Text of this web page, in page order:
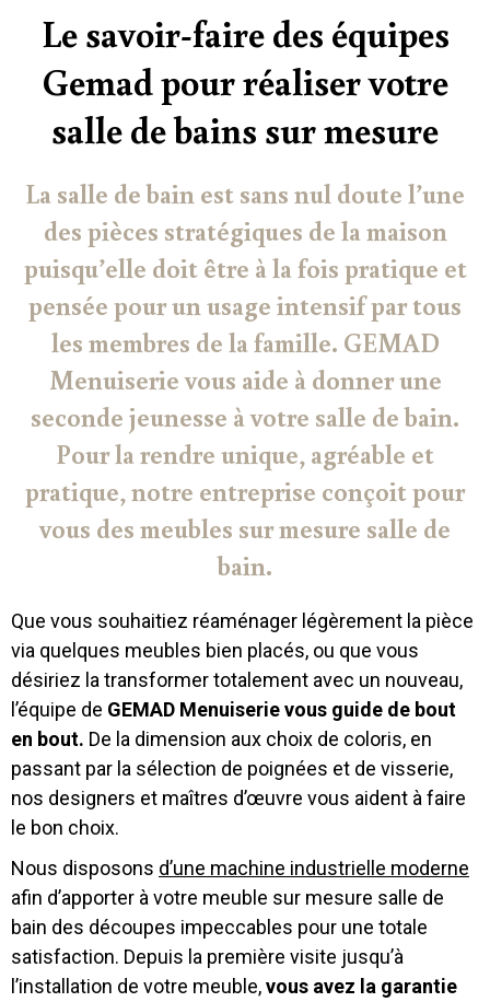
Le savoir-faire des équipes
Gemad pour réaliser votre
salle de bains sur mesure
La salle de bain est sans nul doute l’une
des pièces stratégiques de la maison
puisqu’elle doit être à la fois pratique et
pensée pour un usage intensif par tous
les membres de la famille. GEMAD
Menuiserie vous aide à donner une
seconde jeunesse à votre salle de bain.
Pour la rendre unique, agréable et
pratique, notre entreprise conçoit pour
vous des meubles sur mesure salle de
bain.
Que vous souhaitiez réaménager légèrement la pièce
via quelques meubles bien placés, ou que vous
désiriez la transformer totalement avec un nouveau,
l’équipe de GEMAD Menuiserie vous guide de bout
en bout. De la dimension aux choix de coloris, en
passant par la sélection de poignées et de visserie,
nos designers et maîtres d’œuvre vous aident à faire
le bon choix.
Nous disposons d’une machine industrielle moderne
afin d’apporter à votre meuble sur mesure salle de
bain des découpes impeccables pour une totale
satisfaction. Depuis la première visite jusqu’à
l’installation de votre meuble,vous avez la garantie